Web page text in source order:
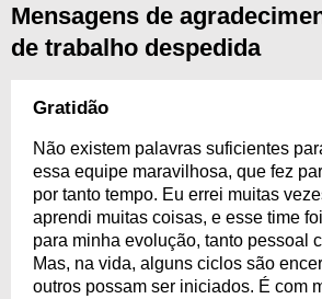
Mensagens de
de trabalho despedida
Gratidão
Não existem palavras suficientes
essa equipe maravilhosa, que fez
por tanto tempo. Eu errei muitas
aprendi muitas coisas, e esse time
para minha evolução, tanto pessoal
Mas, na vida, alguns ciclos são
outros possam ser iniciados. É com